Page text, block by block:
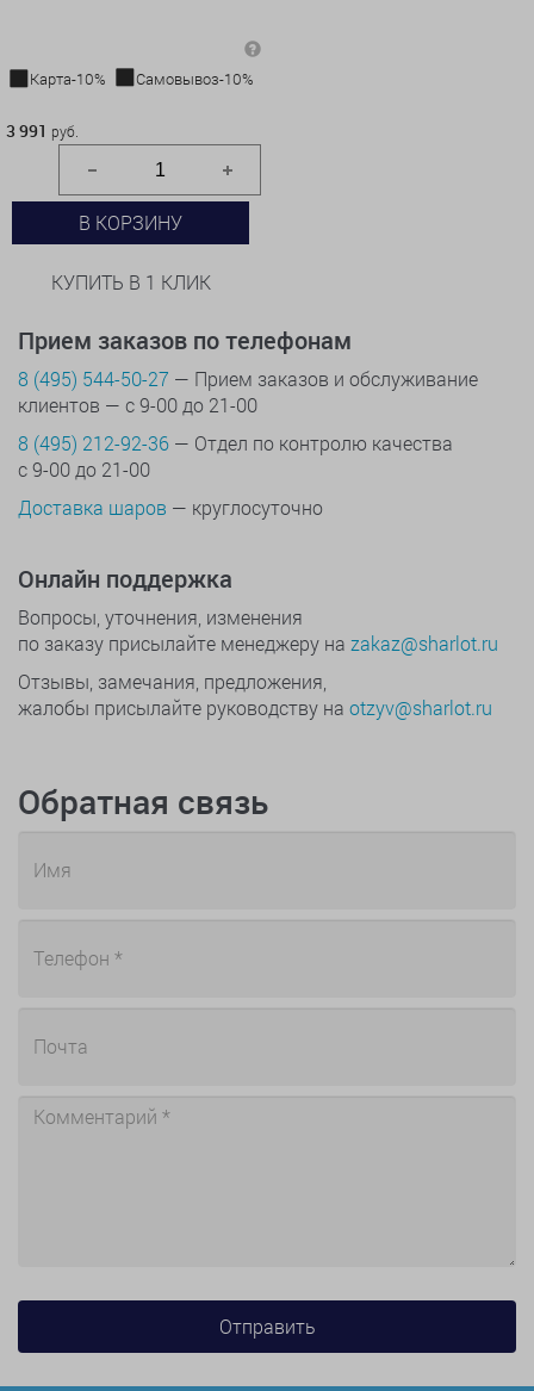
Карта-10%
Самовывоз-10%
3 991 руб.
В КОРЗИНУ
КУПИТЬ В 1 КЛИК
Прием заказов по телефонам
8 (495) 544-50-27 — Прием заказов и обслуживание
клиентов — с 9-00 до 21-00
8 (495) 212-92-36 — Отдел по контролю качества
с 9-00 до 21-00
Доставка шаров — круглосуточно
Онлайн поддержка
Вопросы, уточнения, изменения
по заказу присылайте менеджеру на zakaz@sharlot.ru
Отзывы, замечания, предложения,
жалобы присылайте руководству на otzyv@sharlot.ru
Обратная связь